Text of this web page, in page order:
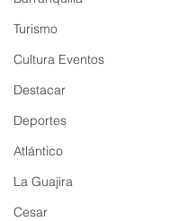
Turismo
Cultura Eventos
Destacar
Deportes
Atlántico
La Guajira
Cesar